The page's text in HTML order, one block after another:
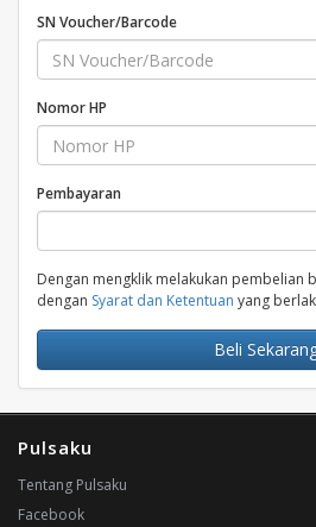
SN Voucher/Barcode
Nomor HP
Pembayaran
Dengan mengklik melakukan pembelian
dengan Syarat dan Ketentuan yang
Beli
Pulsaku
Tentang Pulsaku
Facebook